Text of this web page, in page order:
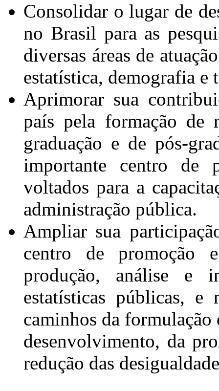
Consolidar o lugar de
no Brasil para as
diversas áreas de
estatística, demografia e
Aprimorar sua
país pela formação de
graduação e de pós-
importante centro de
voltados para a
administração pública.
Ampliar sua
centro de promoção
produção, análise e
estatísticas públicas,
caminhos da
desenvolvimento, da
redução das